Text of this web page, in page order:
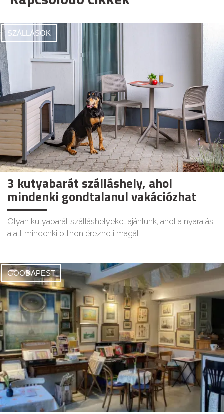
SZÁLLÁSOK
3 kutyabarát szálláshely, ahol
mindenki gondtalanul vakációzhat
Olyan kutyabarát szálláshelyeket ajánlunk, ahol a nyaralás
alatt mindenki otthon érezheti magát.
GOODAPEST